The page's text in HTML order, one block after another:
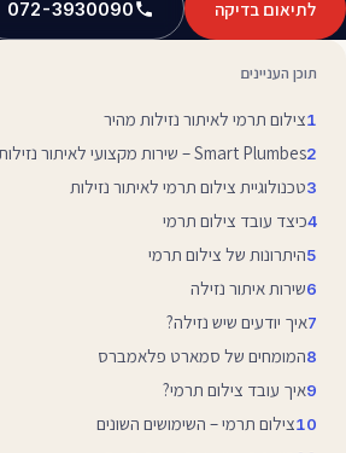
לתיאום בדיקה 072-3930090
תוכן העניינים
צילום תרמי לאיתור נזילות מהיר
Smart Plumbes – שירות מקצועי לאיתור נזילות
טכנולוגיית צילום תרמי לאיתור נזילות
כיצד עובד צילום תרמי
היתרונות של צילום תרמי
שירות איתור נזילה
איך יודעים שיש נזילה?
המומחים של סמארט פלאמברס
איך עובד צילום תרמי?
צילום תרמי – השימושים השונים